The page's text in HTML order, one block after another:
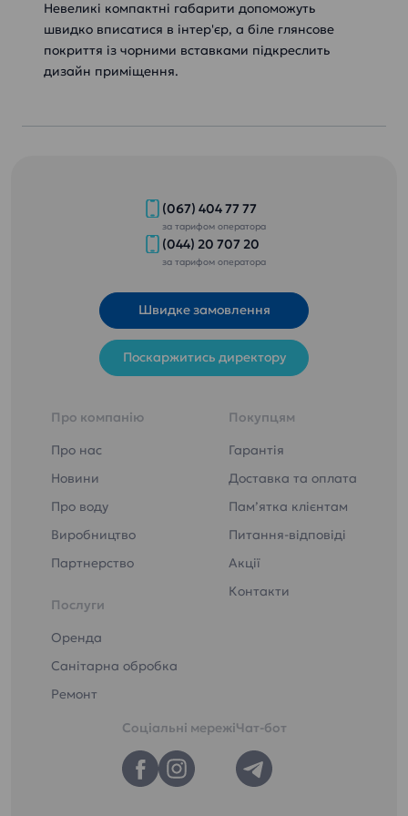
Невеликі компактні габарити допоможуть
швидко вписатися в інтер'єр, а біле глянсове
покриття із чорними вставками підкреслить
дизайн приміщення.
(067) 404 77 77
за тарифом оператора
(044) 20 707 20
за тарифом оператора
Швидке замовлення
Поскаржитись директору
Про компанію
Про нас
Новини
Про воду
Виробництво
Партнерство
Послуги
Оренда
Санітарна обробка
Ремонт
Покупцям
Гарантія
Доставка та оплата
Пам’ятка клієнтам
Питання-відповіді
Акції
Контакти
Соціальні мережіЧат-бот